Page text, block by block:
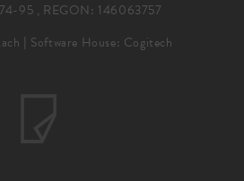
95 , REGON: 146063757
| Software House: Cogitech